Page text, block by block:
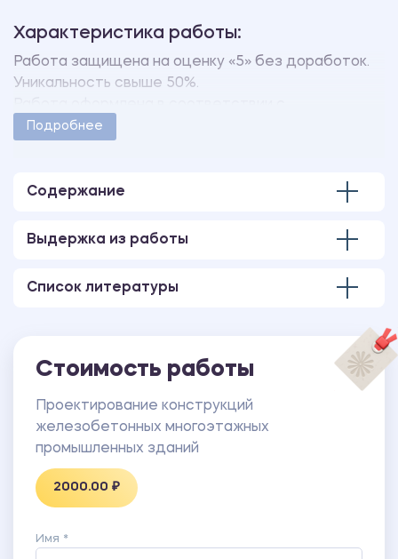
Характеристика работы:
Работа защищена на оценку «5» без доработок.
Уникальность свыше 50%.
методическими указаниями учебного заведения.
AutoCAD.
Подробнее
Содержание
Выдержка из работы
Список литературы
Стоимость работы
Проектирование конструкций
железобетонных многоэтажных
промышленных зданий
2000.00 ₽
Имя *